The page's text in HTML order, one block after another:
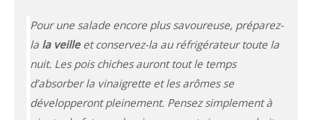
Pour une salade encore plus savoureuse, préparez-
la la veilleet conservez-la au réfrigérateur toute la
nuit. Les pois chiches auront tout le temps
d’absorber la vinaigrette et les arômes se
développeront pleinement. Pensez simplement à